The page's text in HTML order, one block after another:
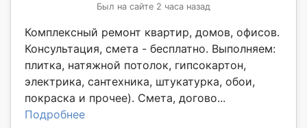
Был на сайте 2 часа назад
Комплексный ремонт квартир, домов, офисов.
Консультация, смета - бесплатно. Выполняем:
плитка, натяжной потолок, гипсокартон,
электрика, сантехника, штукатурка, обои,
покраска и прочее). Смета, догово...
Подробнее